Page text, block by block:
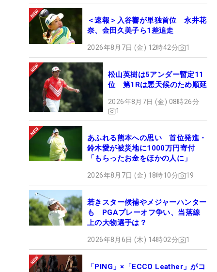
＜速報＞入谷響が単独首位 永井花
奈、金田久美子ら1差追走
2026年8月7日 (金) 12時42分 1
松山英樹は5アンダー暫定11
位 第1Rは悪天候のため順延
2026年8月7日 (金) 08時26分
1
あふれる熊本への思い 首位発進・
鈴木愛が被災地に1000万円寄付
「もらったお金をほかの人に」
2026年8月7日 (金) 18時10分 19
若きスター候補やメジャーハンター
も PGAプレーオフ争い、当落線
上の大物選手は？
2026年8月6日 (木) 14時02分 1
「PING」×「ECCO Leather」がコ